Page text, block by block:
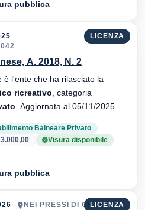
pubblica
LICENZA
A. 2018, N. 2
è l'ente che ha rilasciato la
ricreativo , categoria
Balneare Privato
Visura disponibile
pubblica
LICENZA
NEI PRESSI DI CHARLY 2